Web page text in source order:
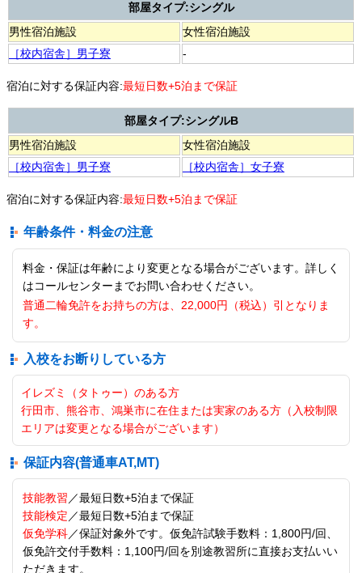
部屋タイプ:シングル
男性宿泊施設
女性宿泊施設
［校内宿舎］男子寮
-
宿泊に対する保証内容:最短日数+5泊まで保証
部屋タイプ:シングルB
男性宿泊施設
女性宿泊施設
［校内宿舎］男子寮
［校内宿舎］女子寮
宿泊に対する保証内容:最短日数+5泊まで保証
年齢条件・料金の注意
料金・保証は年齢により変更となる場合がございます。詳しく
はコールセンターまでお問い合わせください。
普通二輪免許をお持ちの方は、22,000円（税込）引となりま
す。
入校をお断りしている方
イレズミ（タトゥー）のある方
行田市、熊谷市、鴻巣市に在住または実家のある方（入校制限
エリアは変更となる場合がございます）
保証内容(普通車AT,MT)
技能教習 ／最短日数+5泊まで保証
技能検定 ／最短日数+5泊まで保証
仮免学科／保証対象外です。仮免許試験手数料：1,800円/回、
仮免許交付手数料：1,100円/回を別途教習所に直接お支払いい
ただきます。